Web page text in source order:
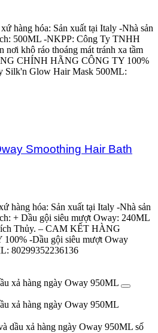
hàng hóa: Sản xuất tại Italy -Nhà sản
500ML -NKPP: Công Ty TNHH
nơi khô ráo thoáng mát tránh xa tầm
CHÍNH HÃNG CÔNG TY 100%
Silk'n Glow Hair Mask 500ML:
Smoothing Hair Bath
hàng hóa: Sản xuất tại Italy -Nhà sản
+ Dầu gội siêu mượt Oway: 240ML
Thủy. – CAM KẾT HÀNG
100% -Dầu gội siêu mượt Oway
80299352236136
xả hàng ngày Oway 950ML
xả hàng ngày Oway 950ML
dầu xả hàng ngày Oway 950ML số